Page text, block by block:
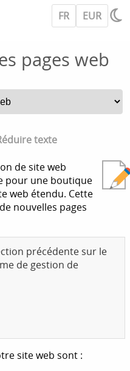
FR EUR
pages web
texte
de site web
pour une boutique
web étendu. Cette
nouvelles pages
précédente sur le
de gestion de
site web sont :